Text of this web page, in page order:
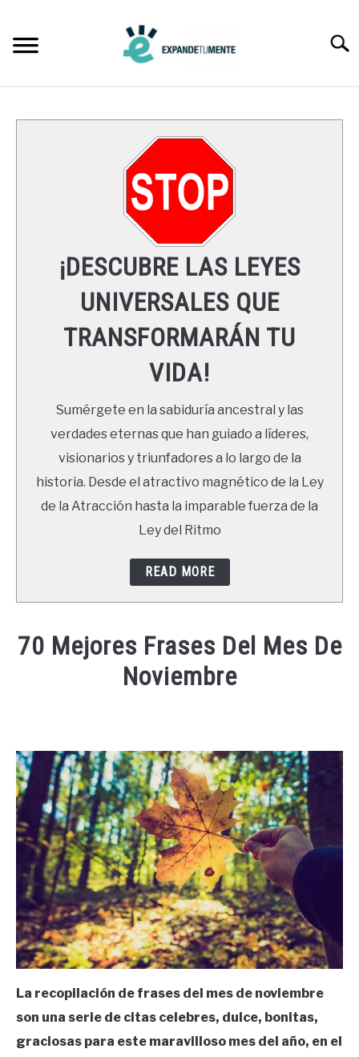
content
LEYES UNIVERSALES
RECURSOS
NEWSLETTER
¡DESCUBRE LAS LEYES
UNIVERSALES QUE
TRANSFORMARÁN TU
VIDA!
Sumérgete en la sabiduría ancestral y las
verdades eternas que han guiado a líderes,
visionarios y triunfadores a lo largo de la
historia. Desde el atractivo magnético de la Ley
de la Atracción hasta la imparable fuerza de la
Ley del Ritmo
READ MORE
70 Mejores Frases Del Mes De
Noviembre
in
Frases
La recopilación de frases del mes de noviembre
son una serie de citas celebres, dulce, bonitas,
graciosas para este maravilloso mes del año, en el